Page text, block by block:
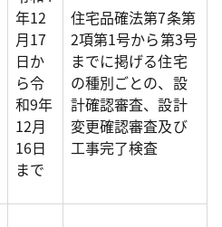
年12
月17
日か
ら令
和9年
12月
16日
まで
住宅品確法第7条第
2項第1号から第3号
までに掲げる住宅
の種別ごとの、設
計確認審査、設計
変更確認審査及び
工事完了検査